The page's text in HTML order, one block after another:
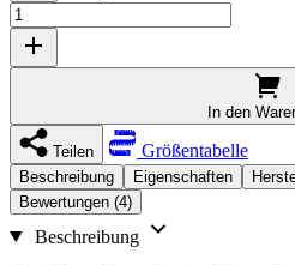
In den
Teilen Größentabelle
Beschreibung Eigenschaften
Bewertungen (4)
Beschreibung